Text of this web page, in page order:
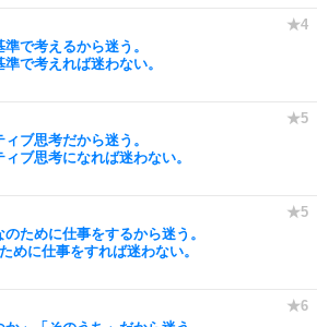
準で考えるから迷う。
準で考えれば迷わない。
ィブ思考だから迷う。
ィブ思考になれば迷わない。
のために仕事をするから迷う。
めに仕事をすれば迷わない。